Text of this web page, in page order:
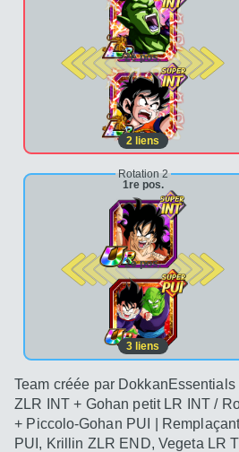
2e pos.
2 liens
Rotation 2
1re pos.
2e pos.
3 liens
Team créée par
ZLR INT + Gohan petit LR INT /
+ Piccolo-Gohan PUI |
PUI, Krillin ZLR END, Vegeta LR